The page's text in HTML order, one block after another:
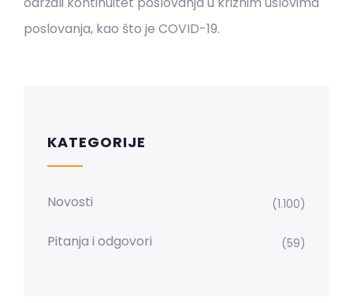
poslovanja, kao što je COVID-19.
KATEGORIJE
Novosti (1.100)
Pitanja i odgovori (59)